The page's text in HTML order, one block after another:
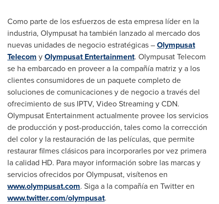
Como parte de los esfuerzos de esta empresa líder en la
industria, Olympusat ha también lanzado al mercado dos
nuevas unidades de negocio estratégicas –Olympusat
Telecom yOlympusat Entertainment. Olympusat Telecom
se ha embarcado en proveer a la compañía matriz y a los
clientes consumidores de un paquete completo de
soluciones de comunicaciones y de negocio a través del
ofrecimiento de sus IPTV, Video Streaming y CDN.
Olympusat Entertainment actualmente provee los servicios
de producción y post-producción, tales como la corrección
del color y la restauración de las películas, que permite
restaurar filmes clásicos para incorporarles por vez primera
la calidad HD. Para mayor información sobre las marcas y
servicios ofrecidos por Olympusat, visítenos en
www.olympusat.com. Siga a la compañía en Twitter en
www.twitter.com/olympusat.